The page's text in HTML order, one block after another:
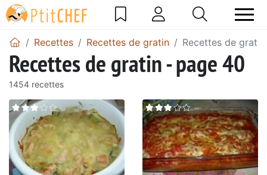
Recettes Recettes de gratin Recettes de
Recettes de gratin - page 40
1454 recettes